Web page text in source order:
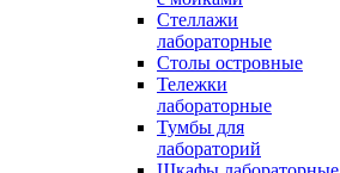
Стеллажи
лабораторные
Столы островные
Тележки
лабораторные
Тумбы для
лабораторий